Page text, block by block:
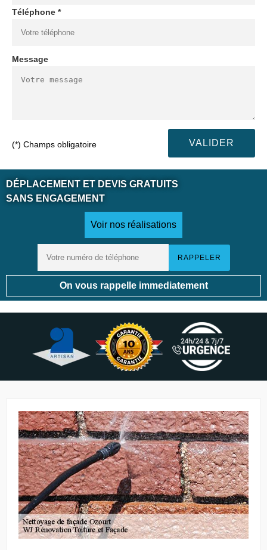
Téléphone *
Message
(*) Champs obligatoire
DÉPLACEMENT ET DEVIS GRATUITS
SANS ENGAGEMENT
Voir nos réalisations
On vous rappelle immediatement